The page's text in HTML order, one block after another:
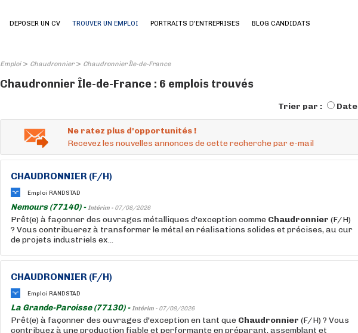
DEPOSER UN CV TROUVER UN EMPLOI PORTRAITS D'ENTREPRISES BLOG CANDIDATS
Emploi> Chaudronnier> Chaudronnier Île-de-France
Chaudronnier Île-de-France : 6 emplois trouvés
Trier par : Date
Ne ratez plus d'opportunités !
Recevez les nouvelles annonces de cette recherche par e-mail
CHAUDRONNIER (F/H)
Emploi RANDSTAD
Nemours (77140) -Intérim - 07/08/2026
Prêt(e) à façonner des ouvrages métalliques d'exception comme Chaudronnier (F/H)
? Vous contribuerez à transformer le métal en réalisations solides et précises, au cur
de projets industriels ex...
CHAUDRONNIER (F/H)
Emploi RANDSTAD
La Grande-Paroisse (77130) -Intérim - 07/08/2026
Prêt(e) à façonner des ouvrages d'exception en tant que Chaudronnier (F/H) ? Vous
contribuez à une production fiable et performante en préparant, assemblant et